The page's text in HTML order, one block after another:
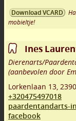
Download VCARD
mobieltje!
Ines
Dierenarts/
(aanbevolen door
Lorkenlaan 13 2390
+320475497018
paardentandarts-
facebook